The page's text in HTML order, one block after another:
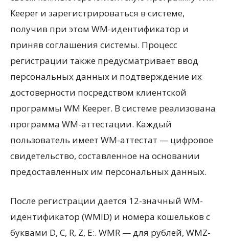
Keeper и зарегистрироваться в системе,
получив при этом WM-идентификатор и
приняв соглашения системы. Процесс
регистрации также предусматривает ввод
персональных данных и подтверждение их
достоверности посредством клиентской
программы WM Keeper. В системе реализована
программа WM-аттестации. Каждый
пользователь имеет WM-аттестат — цифровое
свидетельство, составленное на основании
предоставленных им персональных данных.
После регистрации дается 12-значный WM-
идентификатор (WMID) и номера кошельков c
буквами D, C, R, Z, E:. WMR — для рублей, WMZ-